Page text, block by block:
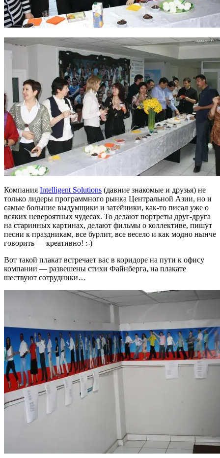
Компания Intelligent Solutions (давние знакомые и друзья) не
только лидеры программного рынка Центральной Азии, но и
самые большие выдумщики и затейники, как-то писал уже о
всяких невероятных чудесах. То делают портреты друг-друга
на старинных картинах, делают фильмы о коллективе, пишут
песни к праздникам, все бурлит, все весело и как модно нынче
говорить — креативно! :-)
Вот такой плакат встречает вас в коридоре на пути к офису
компании — развешены стихи Файнберга, на плакате
шествуют сотрудники…